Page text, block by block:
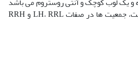
و بخش داخلی آن مقعر و بخش خارجی محدب است. بر اساس نتایج ریخت سنجی اتولیت، جمعیت ها در صفات LH، RRL و RRH